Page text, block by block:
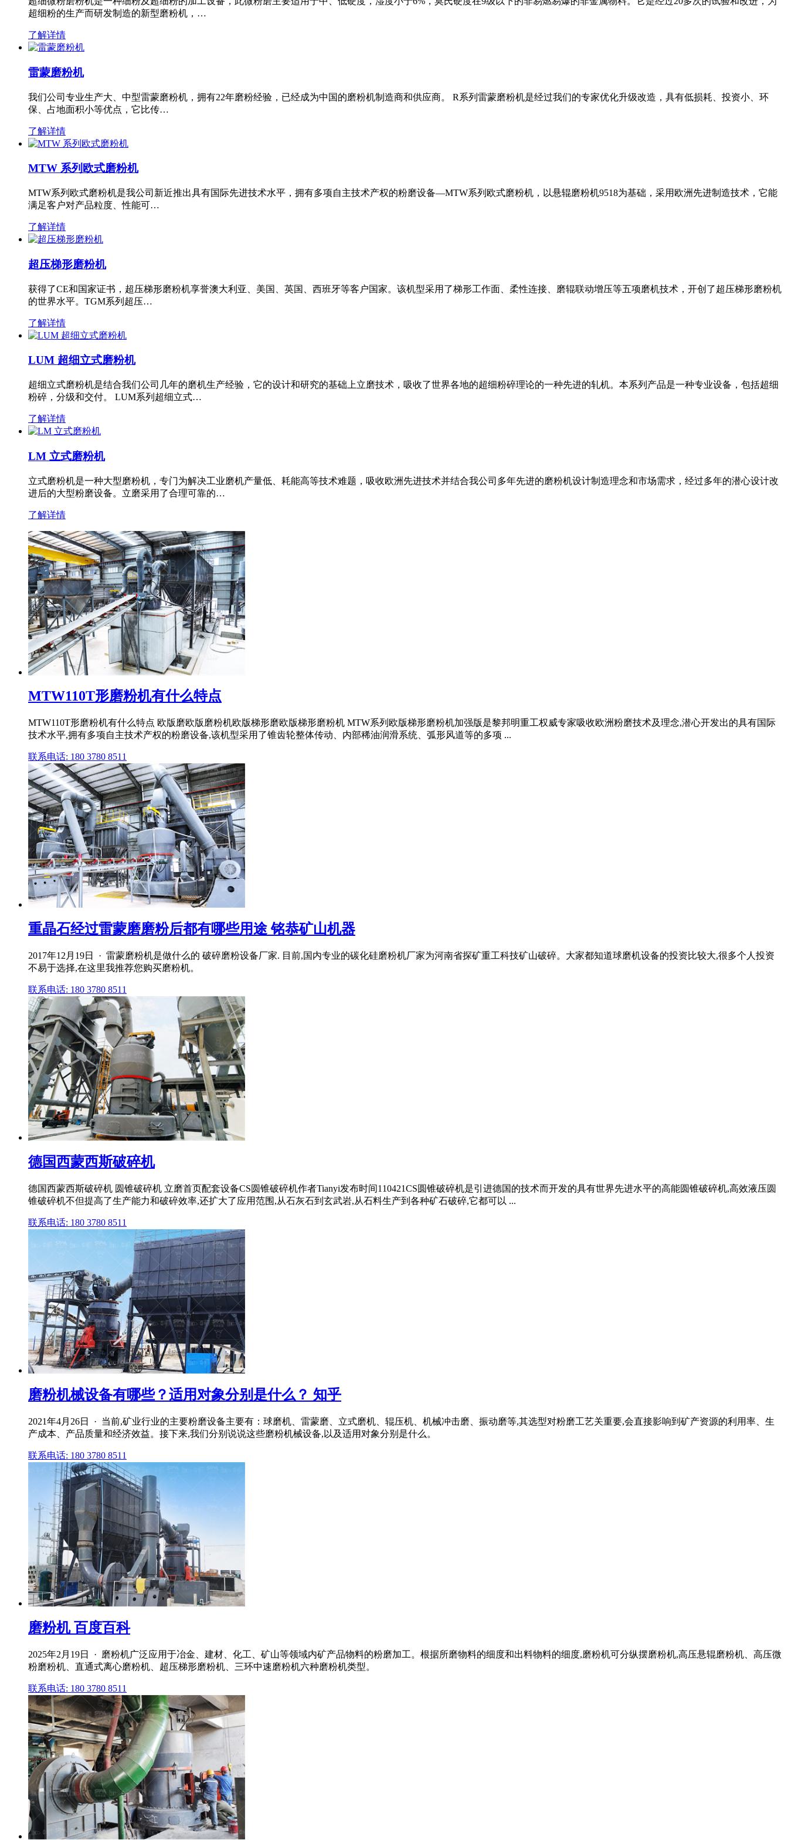
超细粉的生产而研发制造的新型磨粉机，…
了解详情
雷蒙磨粉机
我们公司专业生产大、中型雷蒙磨粉机，拥有22年磨粉经验，已经成为中国的磨粉机制造商和供应商。 R系列雷蒙磨粉机是经过我们的专家优化升级改造，具有低损耗、投资小、环
保、占地面积小等优点，它比传…
了解详情
MTW 系列欧式磨粉机
MTW系列欧式磨粉机是我公司新近推出具有国际先进技术水平，拥有多项自主技术产权的粉磨设备—MTW系列欧式磨粉机，以悬辊磨粉机9518为基础，采用欧洲先进制造技术，它能
满足客户对产品粒度、性能可…
了解详情
超压梯形磨粉机
获得了CE和国家证书，超压梯形磨粉机享誉澳大利亚、美国、英国、西班牙等客户国家。该机型采用了梯形工作面、柔性连接、磨辊联动增压等五项磨机技术，开创了超压梯形磨粉机
的世界水平。TGM系列超压…
了解详情
LUM 超细立式磨粉机
超细立式磨粉机是结合我们公司几年的磨机生产经验，它的设计和研究的基础上立磨技术，吸收了世界各地的超细粉碎理论的一种先进的轧机。本系列产品是一种专业设备，包括超细
粉碎，分级和交付。 LUM系列超细立式…
了解详情
LM 立式磨粉机
立式磨粉机是一种大型磨粉机，专门为解决工业磨机产量低、耗能高等技术难题，吸收欧洲先进技术并结合我公司多年先进的磨粉机设计制造理念和市场需求，经过多年的潜心设计改
进后的大型粉磨设备。立磨采用了合理可靠的…
了解详情
MTW110T形磨粉机有什么特点
MTW110T形磨粉机有什么特点 欧版磨欧版磨粉机欧版梯形磨欧版梯形磨粉机 MTW系列欧版梯形磨粉机加强版是黎邦明重工权威专家吸收欧洲粉磨技术及理念,潜心开发出的具有国际
技术水平,拥有多项自主技术产权的粉磨设备,该机型采用了锥齿轮整体传动、内部稀油润滑系统、弧形风道等的多项 ...
联系电话: 180 3780 8511
重晶石经过雷蒙磨磨粉后都有哪些用途 铭恭矿山机器
2017年12月19日 · 雷蒙磨粉机是做什么的 破碎磨粉设备厂家. 目前,国内专业的碳化硅磨粉机厂家为河南省探矿重工科技矿山破碎。大家都知道球磨机设备的投资比较大,很多个人投资
不易于选择,在这里我推荐您购买磨粉机。
联系电话: 180 3780 8511
德国西蒙西斯破碎机
德国西蒙西斯破碎机 圆锥破碎机 立磨首页配套设备CS圆锥破碎机作者Tianyi发布时间110421CS圆锥破碎机是引进德国的技术而开发的具有世界先进水平的高能圆锥破碎机,高效液压圆
锥破碎机不但提高了生产能力和破碎效率,还扩大了应用范围,从石灰石到玄武岩,从石料生产到各种矿石破碎,它都可以 ...
联系电话: 180 3780 8511
磨粉机械设备有哪些？适用对象分别是什么？ 知乎
2021年4月26日 · 当前,矿业行业的主要粉磨设备主要有：球磨机、雷蒙磨、立式磨机、辊压机、机械冲击磨、振动磨等,其选型对粉磨工艺关重要,会直接影响到矿产资源的利用率、生
产成本、产品质量和经济效益。接下来,我们分别说说这些磨粉机械设备,以及适用对象分别是什么。
联系电话: 180 3780 8511
磨粉机 百度百科
2025年2月19日 · 磨粉机广泛应用于冶金、建材、化工、矿山等领域内矿产品物料的粉磨加工。根据所磨物料的细度和出料物料的细度,磨粉机可分纵摆磨粉机,高压悬辊磨粉机、高压微
粉磨粉机、直通式离心磨粉机、超压梯形磨粉机、三环中速磨粉机六种磨粉机类型。
联系电话: 180 3780 8511